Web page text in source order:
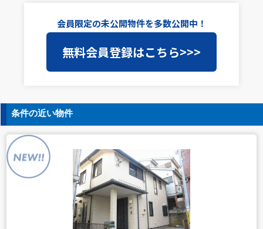
4. 個人情報取扱いの委託
当社は事業運営上、前項利用目的の範囲に限って個人情報
を外部に委託することがあります。この場合、個人情報保
護水準の高い委託先を選定し、個人情報の適正管理・機密
保持についての契約を交わし、適切な管理を実施させま
5. 個人情報の開示等の請求
ご本人様は、当社に対してご自身の個人情報の開示等（利
用目的の通知、開示、内容の訂正・追加・削除、利用の停
止または消去、第三者への提供の停止）に関して、下記の
当社問合わせ窓口に申し出ることができます。その際、当
社はお客様ご本人を確認させていただいたうえで、合理的
な間内に対応いたします。
【お問合せ窓口】
株式会社バレッグス 個人情報問合せ窓口
住所 東京都目黒区鷹番2-5-21
電話 03-3794-1115
会員限定の未公開物件を多数公開中！
無料会員登録はこちら>>>
条件の近い物件